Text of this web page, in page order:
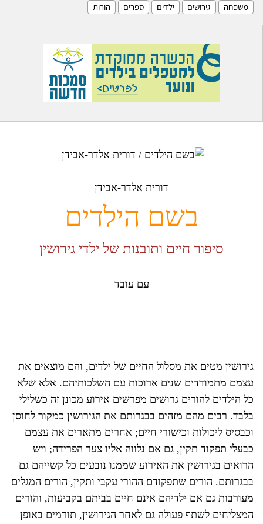
משפחה גירושים ילדים ספרים הורות
דורית אלדר-אבידן
בשם הילדים
סיפור חיים ותובנות של ילדי גירושין
עם עובד
גירושין מטים את מסלול החיים של ילדים, והם מוצאים את
עצמם מתמודדים שנים ארוכות עם השלכותיהם. אלא שלא
כל הילדים להורים גרושים מפרשים אירוע מכונן זה כשלילי
בלבד. רבים מהם מזהים בבגרותם את הגירושין כמקור לחוסן
וכבסיס ליכולות וכישורי חיים; אחרים מתארים את עצמם
כבעלי תפקוד תקין, גם אם נלווה אליו צער הפרידה; ויש
הרואים בגירושין את האירוע שממנו נובעים כל קשייהם גם
בבגרותם. הורים שתפקודם ההורי עקבי ותקין, הורים המגלים
מעורבות גם אם ילדיהם אינם חיים בביתם בקביעות, והורים
המצליחים לשתף פעולה גם לאחר הגירושין, תורמים באופן